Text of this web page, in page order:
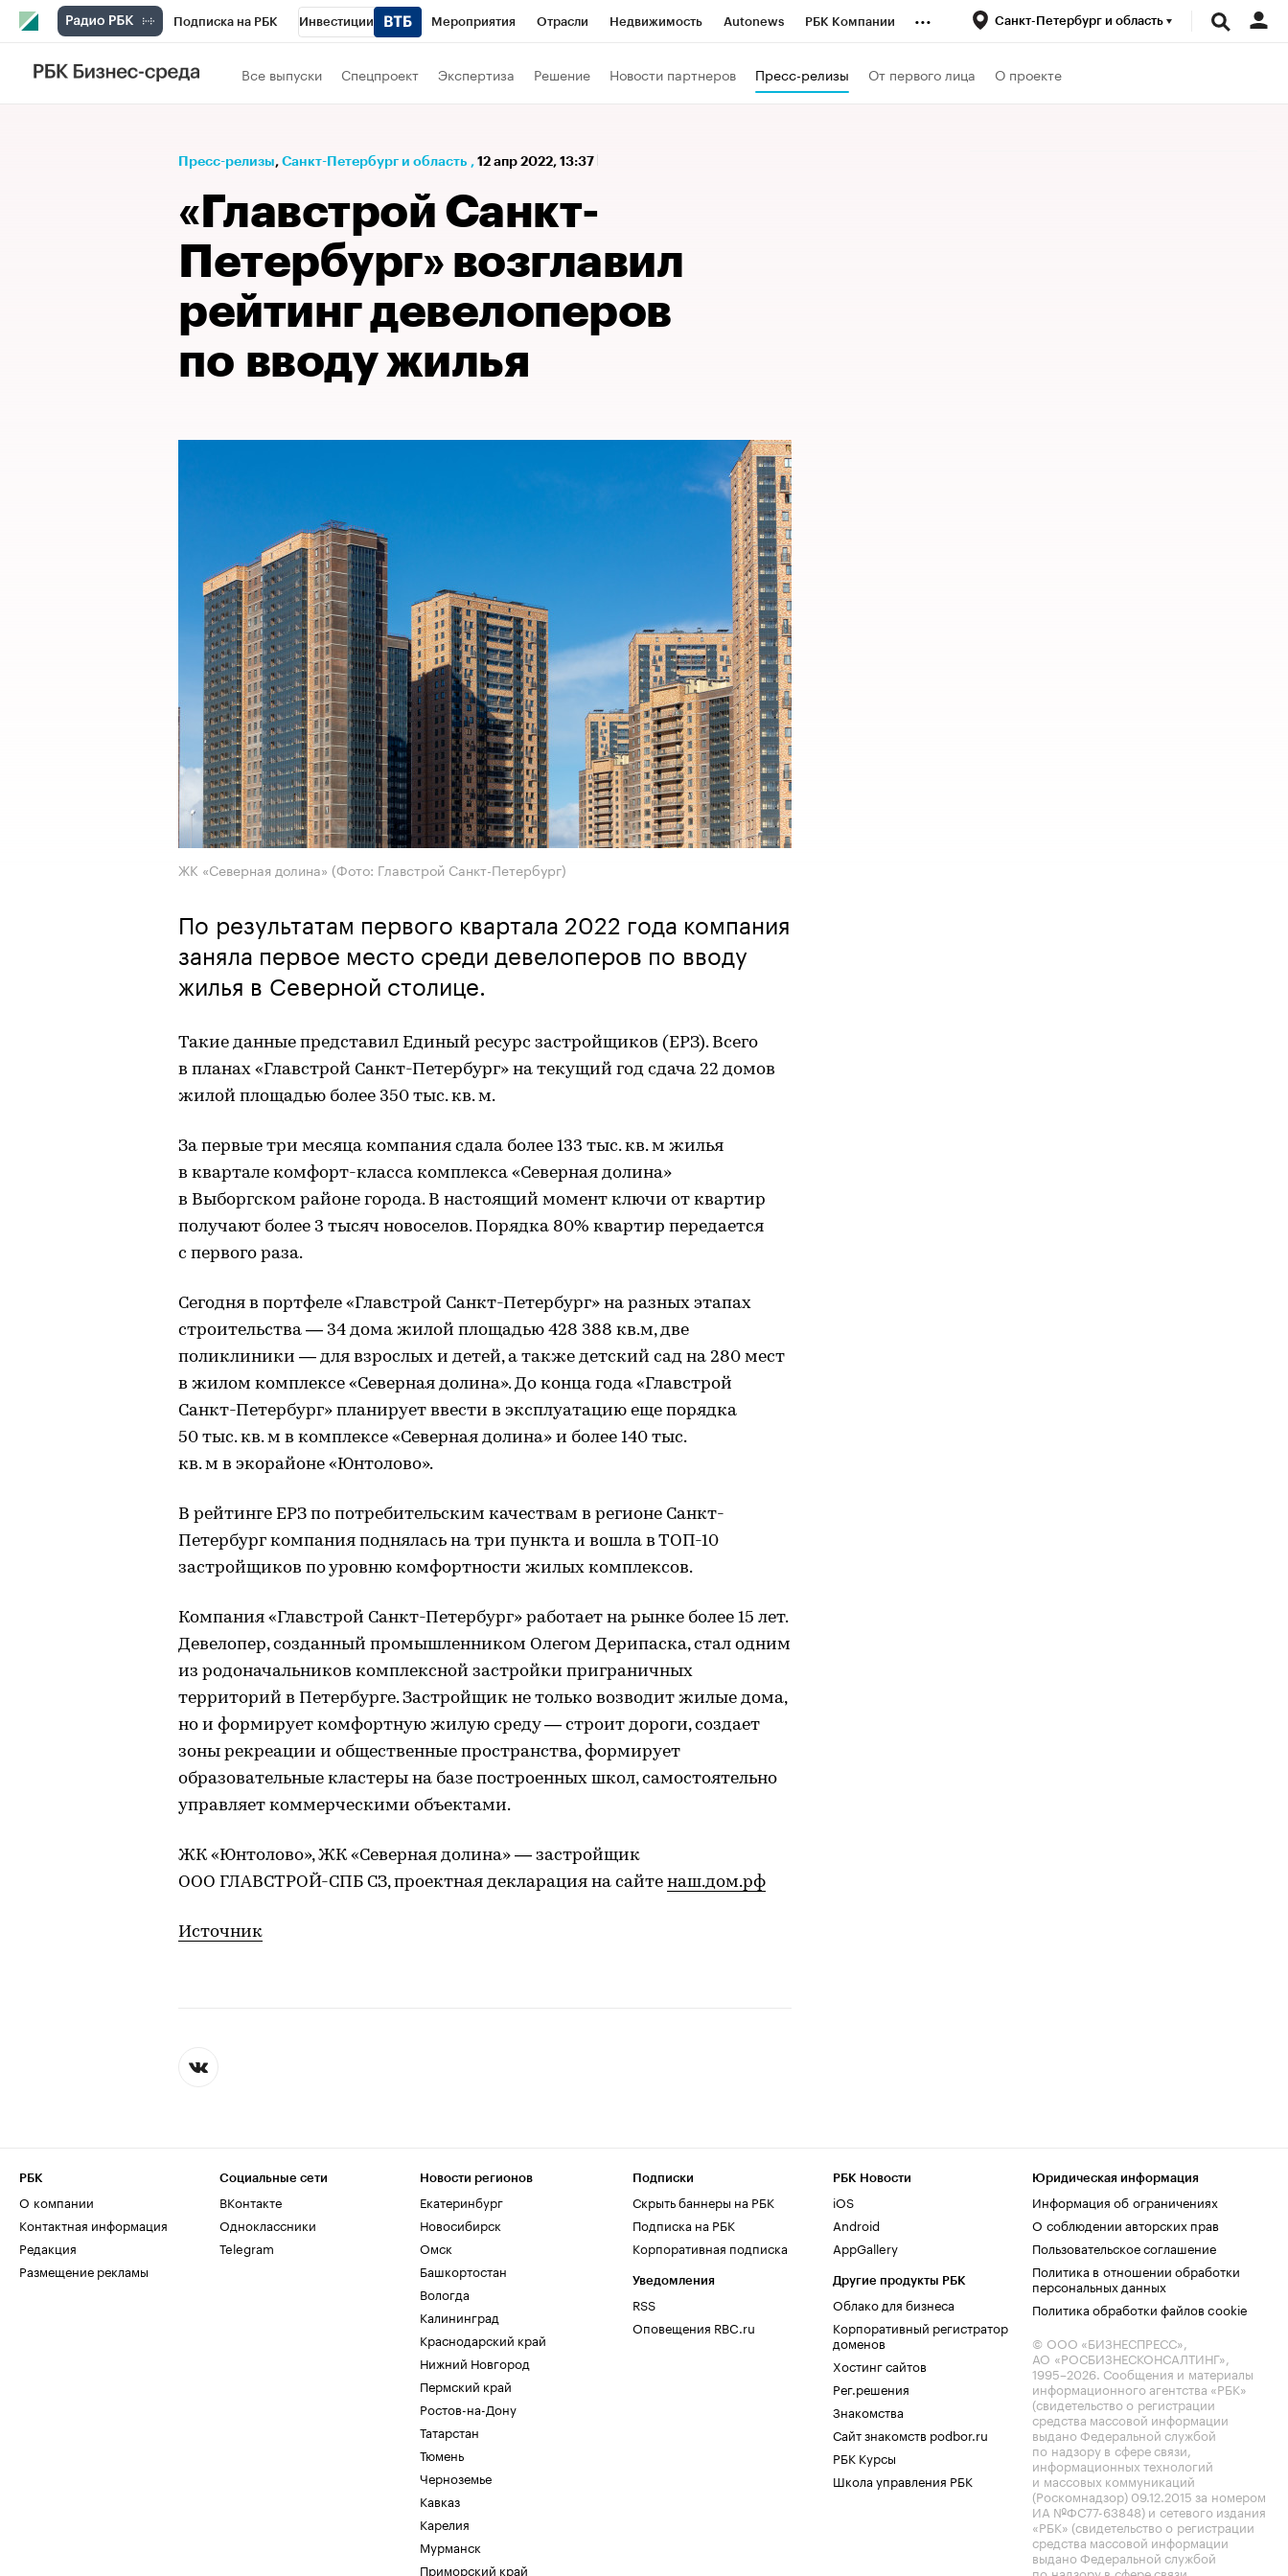
Подписка на РБК Инвестиции Мероприятия Отрасли Недвижимость Autonews РБК Компании
Телеканал
Спецпроекты Проверка контрагентов Политика
... Санкт-Петербург и область
Все выпуски Спецпроект Экспертиза Решение Новости партнеров Пресс-релизы От первого лица О проекте
Пресс-релизы⁠, Санкт-Петербург и область , 12 апр 2022, 13:37
«Главстрой Санкт-
Петербург» возглавил
рейтинг девелоперов
по вводу жилья
ЖК «Северная долина» (Фото: Главстрой Санкт-Петербург)
По результатам первого квартала 2022 года компания
заняла первое место среди девелоперов по вводу
жилья в Северной столице.
Такие данные представил Единый ресурс застройщиков (ЕРЗ). Всего
в планах «Главстрой Санкт-Петербург» на текущий год сдача 22 домов
жилой площадью более 350 тыс. кв. м.
За первые три месяца компания сдала более 133 тыс. кв. м жилья
в квартале комфорт-класса комплекса «Северная долина»
в Выборгском районе города. В настоящий момент ключи от квартир
получают более 3 тысяч новоселов. Порядка 80% квартир передается
с первого раза.
Сегодня в портфеле «Главстрой Санкт-Петербург» на разных этапах
строительства — 34 дома жилой площадью 428 388 кв.м, две
поликлиники — для взрослых и детей, а также детский сад на 280 мест
в жилом комплексе «Северная долина». До конца года «Главстрой
Санкт-Петербург» планирует ввести в эксплуатацию еще порядка
50 тыс. кв. м в комплексе «Северная долина» и более 140 тыс.
кв. м в экорайоне «Юнтолово».
В рейтинге ЕРЗ по потребительским качествам в регионе Санкт-
Петербург компания поднялась на три пункта и вошла в ТОП-10
застройщиков по уровню комфортности жилых комплексов.
Компания «Главстрой Санкт-Петербург» работает на рынке более 15 лет.
Девелопер, созданный промышленником Олегом Дерипаска, стал одним
из родоначальников комплексной застройки приграничных
территорий в Петербурге. Застройщик не только возводит жилые дома,
но и формирует комфортную жилую среду — строит дороги, создает
зоны рекреации и общественные пространства, формирует
образовательные кластеры на базе построенных школ, самостоятельно
управляет коммерческими объектами.
ЖК «Юнтолово», ЖК «Северная долина» — застройщик
ООО ГЛАВСТРОЙ-СПБ СЗ, проектная декларация на сайте наш.дом.рф
Источник
РБК
О компании
Контактная информация
Редакция
Размещение рекламы
Социальные сети
ВКонтакте
Одноклассники
Telegram
Новости регионов
Екатеринбург
Новосибирск
Омск
Башкортостан
Вологда
Калининград
Краснодарский край
Нижний Новгород
Пермский край
Ростов-на-Дону
Татарстан
Тюмень
Черноземье
Кавказ
Карелия
Мурманск
Приморский край
Подписки
Скрыть баннеры на РБК
Подписка на РБК
Корпоративная подписка
Уведомления
RSS
Оповещения RBC.ru
РБК Новости
iOS
Android
AppGallery
Другие продукты РБК
Облако для бизнеса
Корпоративный регистратор
доменов
Хостинг сайтов
Рег.решения
Знакомства
Сайт знакомств podbor.ru
РБК Курсы
Школа управления РБК
Юридическая информация
Информация об ограничениях
О соблюдении авторских прав
Пользовательское соглашение
Политика в отношении обработки
персональных данных
Политика обработки файлов cookie
© ООО «БИЗНЕСПРЕСС»,
АО «РОСБИЗНЕСКОНСАЛТИНГ»,
1995–2026. Сообщения и материалы
информационного агентства «РБК»
(свидетельство о регистрации
средства массовой информации
выдано Федеральной службой
по надзору в сфере связи,
информационных технологий
и массовых коммуникаций
(Роскомнадзор) 09.12.2015 за номером
ИА №ФС77-63848) и сетевого издания
«РБК» (свидетельство о регистрации
средства массовой информации
выдано Федеральной службой
по надзору в сфере связи,